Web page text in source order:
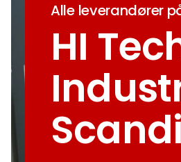
Alle leverandører
HI